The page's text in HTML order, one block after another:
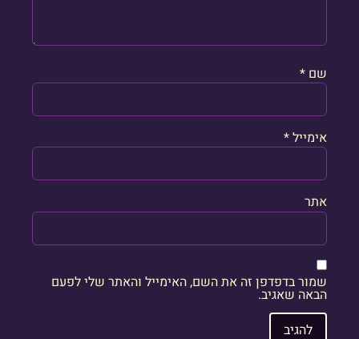
שם *
אימייל*
אתר
שמור בדפדפן זה את השם, האימייל והאתר שלי לפעם
הבאה שאגיב.